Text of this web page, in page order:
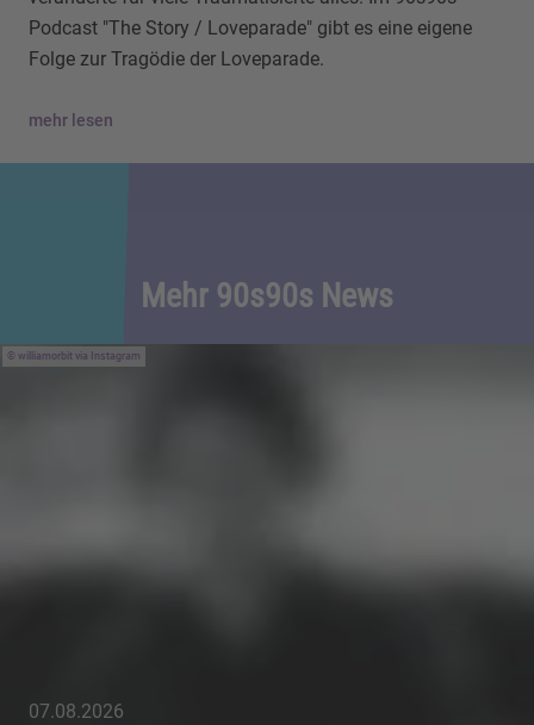
Podcast "The Story / Loveparade" gibt es eine eigene
Folge zur Tragödie der Loveparade.
mehr lesen
Mehr 90s90s News
williamorbit via Instagram
07.08.2026